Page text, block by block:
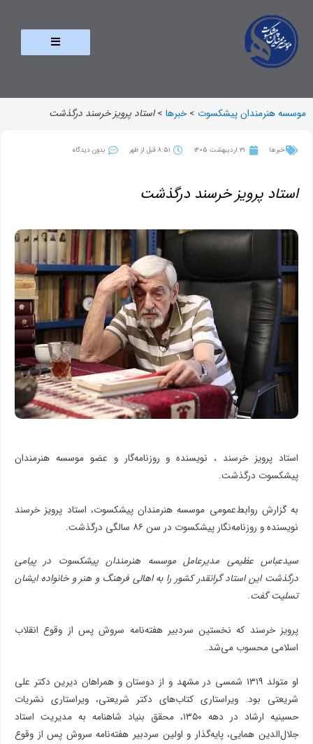
موسسه هنرمندان پیشکسوت >خبرها >استاد پرویز خرسند درگذشت
خبرها 31 اردیبهشت 1405 8:51 قبل از ظهر بدون دیدگاه
استاد پرویز خرسند درگذشت
استاد پرویز خرسند ، نویسنده و روزنامه‌گار ‌و‌ عضو‌ موسسه هنرمندان
پیشکسوت درگذشت.
به گزارش روابط‌عمومی موسسه هنرمندان پیشکسوت، استاد پرویز خرسند
نویسنده و روزنامه‌نگار پیشکسوت در سن ۸۶ سالگی درگذشت.
سیدعباس عظیمی مدیرعامل موسسه هنرمندان پیشکسوت در پیامی
درگذشت این استاد گرانقدر کشور را به اهالی فرهنگ و هنر و خانواده ایشان
تسلیت گفت.
پرویز خرسند که نخستین سردبیر هفته‌نامه سروش پس از وقوع انقلاب
اسلامی محسوب می‌شد.
او متولد ١٣١٩ شمسی در مشهد و از دوستان و همراهان دیرین دکتر علی
شریعتی بود. ویراستاری کتاب‌های دکتر شریعتی، ویراستاری نشریات
حسینیه ارشاد در دهه ١٣٥٠، محقق بنیاد شاهنامه به مدیریت استاد
جلال‌الدین همایی، پایه‌گذار و اولین سردبیر هفته‌نامه سروش پس از وقوع